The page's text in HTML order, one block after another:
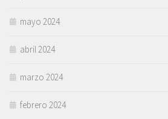
mayo 2024
abril 2024
marzo 2024
febrero 2024